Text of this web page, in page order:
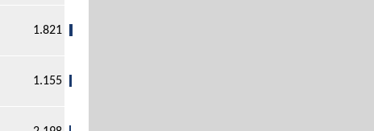
1.821
1.155